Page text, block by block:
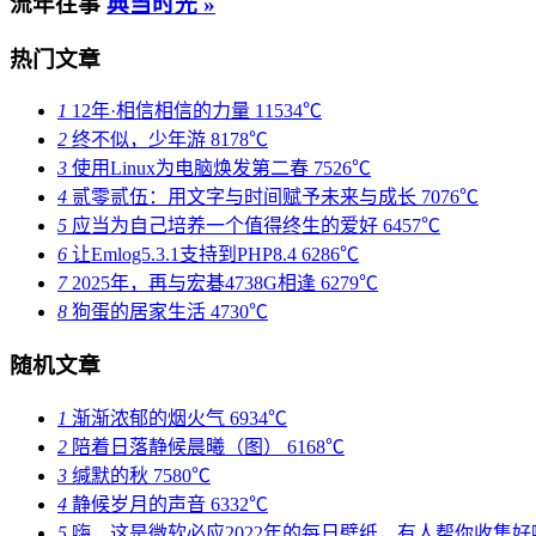
热门文章
1 12年·相信相信的力量 11534℃
2 终不似，少年游 8178℃
3 使用Linux为电脑焕发第二春 7526℃
4 贰零贰伍：用文字与时间赋予未来与成长 7076℃
5 应当为自己培养一个值得终生的爱好 6457℃
6 让Emlog5.3.1支持到PHP8.4 6286℃
72025年，再与宏碁4738G相逢 6279℃
8 狗蛋的居家生活 4730℃
随机文章
1 渐渐浓郁的烟火气 6934℃
2 陪着日落静候晨曦（图） 6168℃
3 缄默的秋 7580℃
4 静候岁月的声音 6332℃